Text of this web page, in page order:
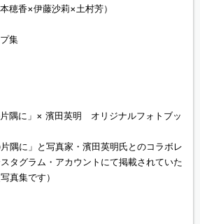
穂香×伊藤沙莉×土村芳）
集
隅に」× 濱田英明 オリジナルフォトブッ
片隅に」と写真家・濱田英明氏とのコラボレ
タグラム・アカウントにて掲載されていた
真集です）